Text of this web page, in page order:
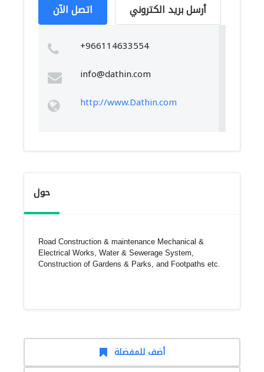
اتصل الآن أرسل بريد الكتروني
+966114633554
info@dathin.com
http://www.Dathin.com
حول
Road Construction & maintenance Mechanical &
Electrical Works, Water & Sewerage System,
Construction of Gardens & Parks, and Footpaths etc.
أضف للمفضلة